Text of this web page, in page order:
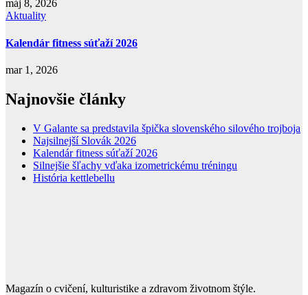
máj 8, 2026
Aktuality
Kalendár fitness súťaží 2026
mar 1, 2026
Najnovšie články
V Galante sa predstavila špička slovenského silového trojboja
Najsilnejší Slovák 2026
Kalendár fitness súťaží 2026
Silnejšie šľachy vďaka izometrickému tréningu
História kettlebellu
Magazín o cvičení, kulturistike a zdravom životnom štýle.